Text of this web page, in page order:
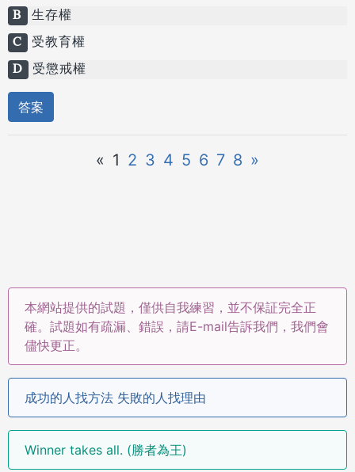
B 生存權
C 受教育權
D 受懲戒權
答案
« 1 2 3 4 5 6 7 8 »
本網站提供的試題，僅供自我練習，並不保証完全正
確。試題如有疏漏、錯誤，請E-mail告訴我們，我們會
儘快更正。
成功的人找方法 失敗的人找理由
Winner takes all. (勝者為王)